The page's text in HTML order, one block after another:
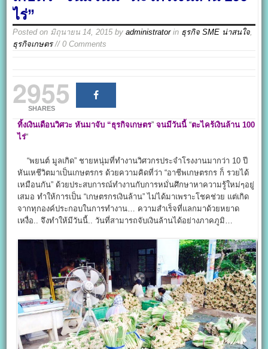
ไร่”
Posted on มิถุนายน 14, 2015 byadministratorin ธุรกิจ SME น่าสนใจ,
ธุรกิจเกษตร// 0 Comments
2955
SHARES
ทิ้งเงินเดือนวิศวะ หันมาจับ “ธุรกิจเกษตร”จนมีวันนี้ “ตะไคร้เงินล้าน 100
ไร่“
“พยนต์ มูลเกิด” ชายหนุ่มที่ทำงานวิศวกรประจำโรงงานมากว่า 10 ปี
หันเหชีวิตมาเป็นเกษตรกร ด้วยความคิดที่ว่า “อาชีพเกษตรกร ก็ รวยได้
เหมือนกัน” ด้วยประสบการณ์ทำงานกับการหมั่นศึกษาหาความรู้ใหม่ๆอยู่
เสมอ ทำให้การเป็น “เกษตรกรเงินล้าน” ไม่ได้มาเพราะโชคช่วย แต่เกิด
จากทุกองค์ประกอบในการทำงาน… ความสำเร็จที่แลกมาด้วยหยาด
เหงื่อ.. จึงทำให้มีวันนี้.. วันที่สามารถจับเงินล้านได้อย่างภาคภูมิ…